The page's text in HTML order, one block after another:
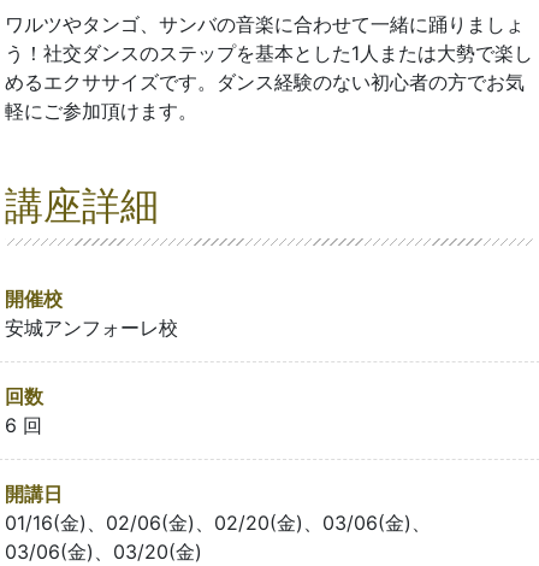
ワルツやタンゴ、サンバの音楽に合わせて一緒に踊りましょ
う！社交ダンスのステップを基本とした1人または大勢で楽し
めるエクササイズです。ダンス経験のない初心者の方でお気
軽にご参加頂けます。
講座詳細
開催校
安城アンフォーレ校
回数
6 回
開講日
01/16(金)、02/06(金)、02/20(金)、03/06(金)、
03/06(金)、03/20(金)